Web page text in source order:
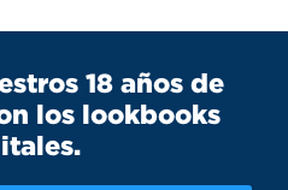
18 años de
los lookbooks